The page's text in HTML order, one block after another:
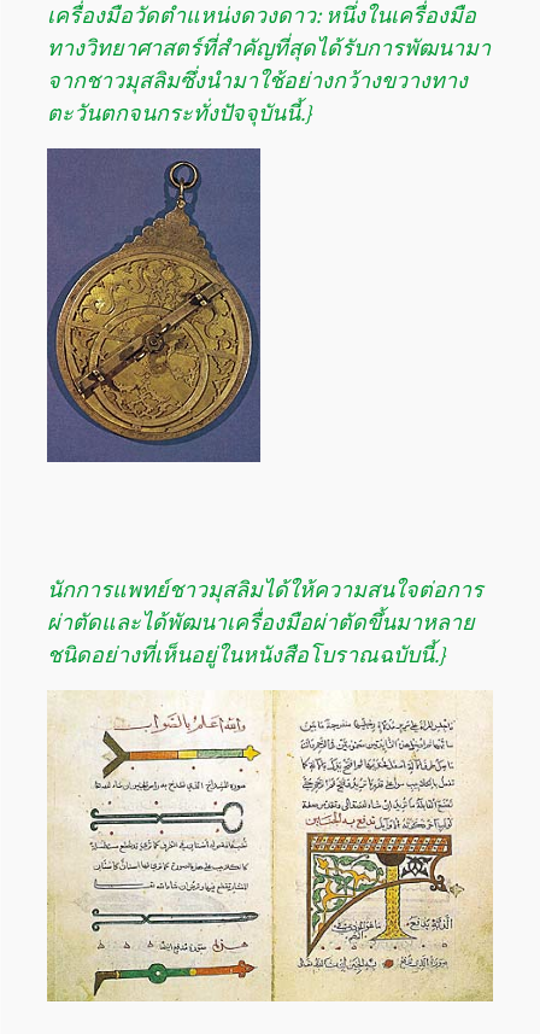
เครื่องมือวัดตำแหน่งดวงดาว: หนึ่งในเครื่องมือ
ทางวิทยาศาสตร์ที่สำคัญที่สุดได้รับการพัฒนามา
จากชาวมุสลิมซึ่งนำมาใช้อย่างกว้างขวางทาง
ตะวันตกจนกระทั่งปัจจุบันนี้.}
นักการแพทย์ชาวมุสลิมได้ให้ความสนใจต่อการ
ผ่าตัดและได้พัฒนาเครื่องมือผ่าตัดขึ้นมาหลาย
ชนิดอย่างที่เห็นอยู่ในหนังสือโบราณฉบับนี้.}